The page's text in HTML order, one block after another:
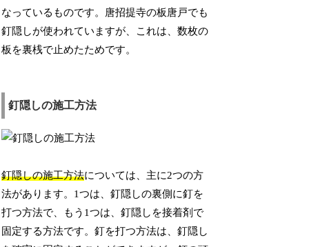
なっているものです。唐招提寺の板唐戸でも
釘隠しが使われていますが、これは、数枚の
板を裏桟で止めたためです。
釘隠しの施工方法
釘隠しの施工方法については、主に2つの方
法があります。1つは、釘隠しの裏側に釘を
打つ方法で、もう1つは、釘隠しを接着剤で
固定する方法です。釘を打つ方法は、釘隠し